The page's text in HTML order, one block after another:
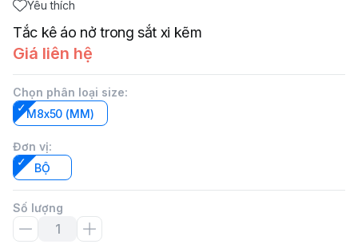
Yêu thích
Tắc kê áo nở trong sắt xi kẽm
Giá liên hệ
Chọn phân loại size:
M8x50 (MM)
Đơn vị:
BỘ
Số lượng